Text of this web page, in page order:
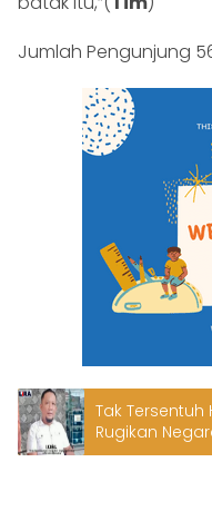
Jumlah Pengunjung
Tak Tersentuh
Rugikan